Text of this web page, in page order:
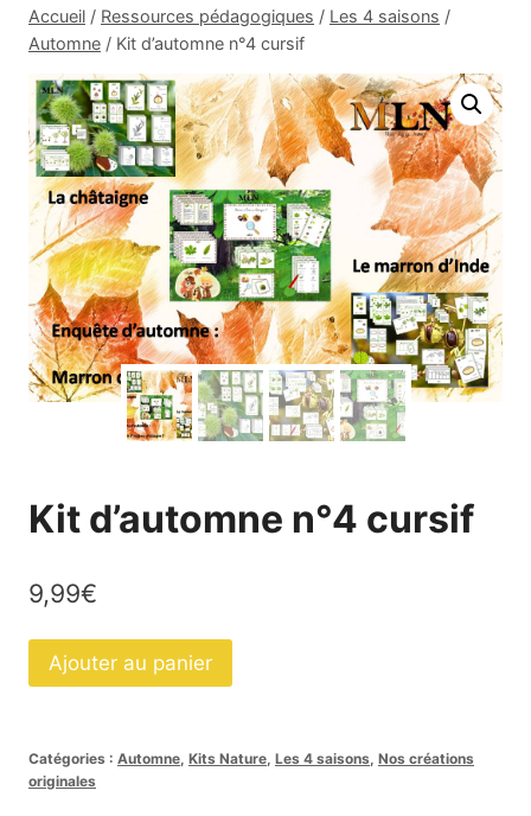
Accueil / Ressources pédagogiques / Les 4 saisons /
Automne / Kit d’automne n°4 cursif
Kit d’automne n°4 cursif
9,99€
quantité
de
d'automne
n°4
Ajouter au panier
Catégories : Automne Kits Nature Les 4 saisons Nos créations
originales